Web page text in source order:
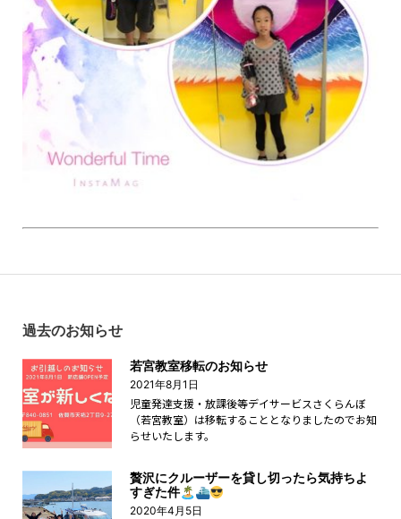
過去のお知らせ
若宮教室移転のお知らせ
2021年8月1日
児童発達支援・放課後等デイサービスさくらんぼ
（若宮教室）は移転することとなりましたのでお知
らせいたします。
贅沢にクルーザーを貸し切ったら気持ちよ
すぎた件🏝⛴
2020年4月5日